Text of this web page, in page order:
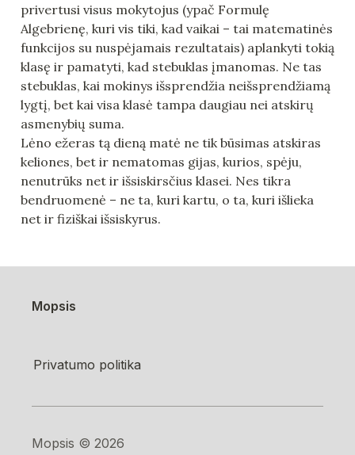
privertusi visus mokytojus (ypač Formulę
Algebrienę, kuri vis tiki, kad vaikai – tai matematinės
funkcijos su nuspėjamais rezultatais) aplankyti tokią
klasę ir pamatyti, kad stebuklas įmanomas. Ne tas
stebuklas, kai mokinys išsprendžia neišsprendžiamą
lygtį, bet kai visa klasė tampa daugiau nei atskirų
asmenybių suma.
Lėno ežeras tą dieną matė ne tik būsimas atskiras
keliones, bet ir nematomas gijas, kurios, spėju,
nenutrūks net ir išsiskirsčius klasei. Nes tikra
bendruomenė – ne ta, kuri kartu, o ta, kuri išlieka
net ir fiziškai išsiskyrus.
Mopsis
Privatumo politika
Mopsis ©️ 2026